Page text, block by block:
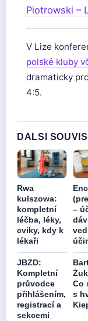
Piotrowski –
V Lize
polské kluby
dramaticky
4:5.
DALSI
Rwa
kulszowa:
kompletní
léčba, léky,
cviky, kdy k
lékaři
–
JBZD:
Kompletní
průvodce
přihlášením,
registrací a
sekcemi
Co
s